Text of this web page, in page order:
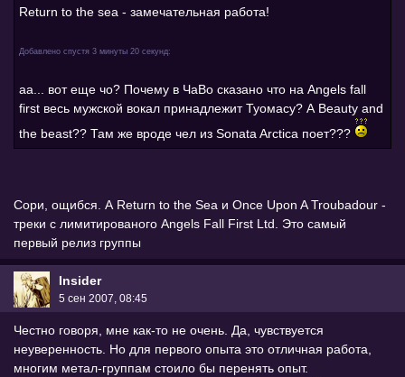
Return to the sea - замечательная работа!
Добавлено спустя 3 минуты 20 секунд:
аа... вот еще чо? Почему в ЧаВо сказано что на Angels fall
first весь мужской вокал принадлежит Туомасу? А Beauty and
the beast?? Там же вроде чел из Sonata Arctica поет???
Сори, ощибся. А Return to the Sea и Once Upon A Troubadour -
треки с лимитированого Angels Fall First Ltd. Это самый
первый релиз группы
Insider
5 сен 2007, 08:45
Честно говоря, мне как-то не очень. Да, чувствуется
неуверенность. Но для первого опыта это отличная работа,
многим метал-группам стоило бы перенять опыт.